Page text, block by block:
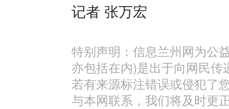
记者 张万宏
特别声明：信息兰州网为公
亦包括在内)是出于向网民
若有来源标注错误或侵犯了
与本网联系，我们将及时更